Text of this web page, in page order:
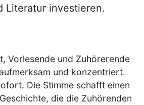
Literatur investieren.
Vorlesende und Zuhörerende
und konzentriert.
Die Stimme schafft einen
die die Zuhörenden